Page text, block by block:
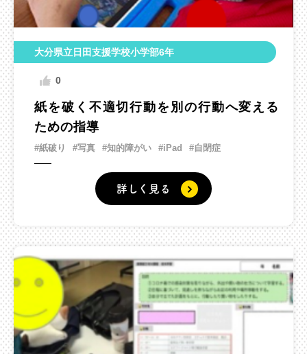
大分県立日田支援学校小学部6年
0
紙を破く不適切行動を別の行動へ変える
ための指導
#紙破り #写真 #知的障がい #iPad #自閉症
詳しく見る